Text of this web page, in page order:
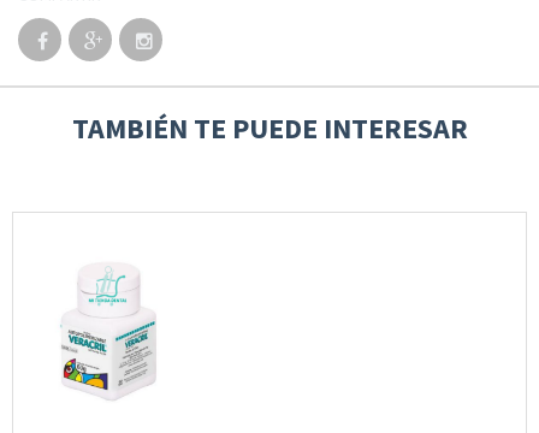
TAMBIÉN TE PUEDE INTERESAR